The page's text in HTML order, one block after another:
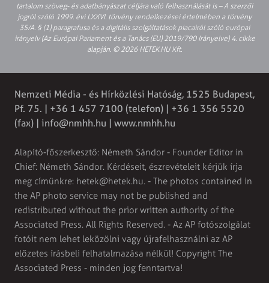
tartalom szöveg- és adatbányászat céljára való felhasználását is – A szerzői
jogról szóló 1999. évi LXXVI. törvény rendelkezései értelmében a törvény
35/A. § (1) paragrafusa és a digitális szolgáltatások piacairól szóló európai
irányelv (Az Európai Parlament és a Tanács (EU) 2019/790 Irányelve) 4. cikke
alapján. © 2026 HETEK.HU Kft.
Nemzeti Média - és Hírközlési Hatóság, 1525 Budapest,
Pf. 75. | +36 1 457 7100 (telefon) | +36 1 356 5520
(fax) | info@nmhh.hu | www.nmhh.hu
Alapító-főszerkesztő: Németh Sándor - Founder Editor in
Chief: Németh Sándor. Kérdéseit, észrevételeit kérjük írja
meg címünkre: hetek@hetek.hu. - The photos contained in
the AP photo service may not be published and
redistributed without the prior written authority of the
Associated Press. All Rights Reserved. - Az AP fotószolgálat
fotóit nem lehet leközölni vagy újrafelhasználni az AP
előzetes írásbeli felhatalmazása nélkül! Copyright The
Associated Press - minden jog fenntartva!